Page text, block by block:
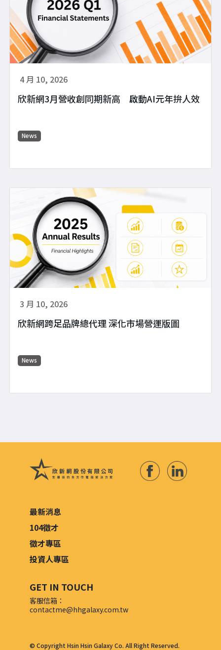
News
欣新網3月營收創同期新高 啟動AI元年拚人效
4 月 10, 2026
News
欣新網跨足品牌總代理 深化市場營運版圖
3 月 10, 2026
GET IN TOUCH
客服信箱：
contactme@hhgalaxy.com.tw
最新消息
104徵才
徵才專區
投資人專區
© Copyright Hsin Hsin Galaxy Co. All Right Reserved.